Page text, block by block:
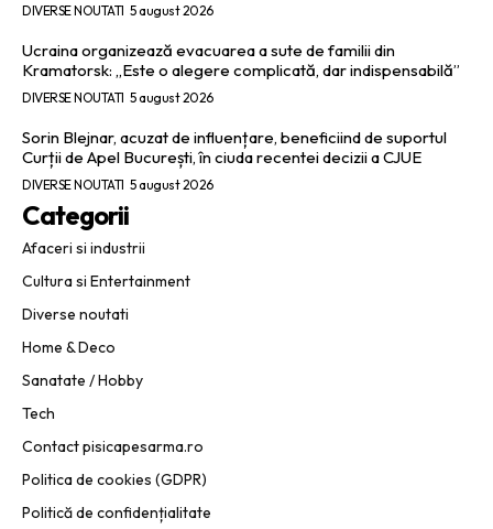
DIVERSE NOUTATI 5 august 2026
Ucraina organizează evacuarea a sute de familii din
Kramatorsk: „Este o alegere complicată, dar indispensabilă”
DIVERSE NOUTATI 5 august 2026
Sorin Blejnar, acuzat de influențare, beneficiind de suportul
Curții de Apel București, în ciuda recentei decizii a CJUE
DIVERSE NOUTATI 5 august 2026
Categorii
Afaceri si industrii
Cultura si Entertainment
Diverse noutati
Home & Deco
Sanatate / Hobby
Tech
Contact pisicapesarma.ro
Politica de cookies (GDPR)
Politică de confidențialitate